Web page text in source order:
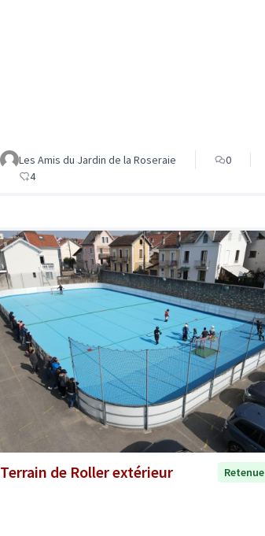
Les Amis du Jardin de la Roseraie
0
4
Terrain de Roller extérieur Retenue